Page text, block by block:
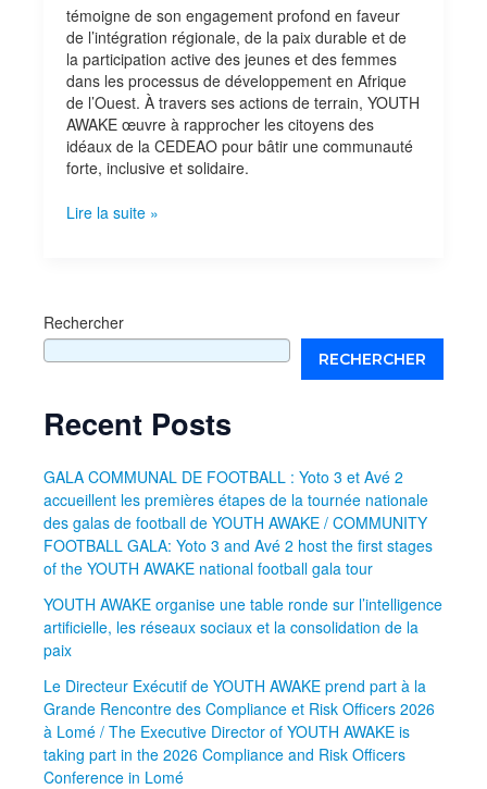
témoigne de son engagement profond en faveur
de l’intégration régionale, de la paix durable et de
la participation active des jeunes et des femmes
dans les processus de développement en Afrique
de l’Ouest. À travers ses actions de terrain, YOUTH
AWAKE œuvre à rapprocher les citoyens des
idéaux de la CEDEAO pour bâtir une communauté
forte, inclusive et solidaire.
Lire la suite »
Rechercher
RECHERCHER
Recent Posts
GALA COMMUNAL DE FOOTBALL : Yoto 3 et Avé 2
accueillent les premières étapes de la tournée nationale
des galas de football de YOUTH AWAKE / COMMUNITY
FOOTBALL GALA: Yoto 3 and Avé 2 host the first stages
of the YOUTH AWAKE national football gala tour
YOUTH AWAKE organise une table ronde sur l’intelligence
artificielle, les réseaux sociaux et la consolidation de la
paix
Le Directeur Exécutif de YOUTH AWAKE prend part à la
Grande Rencontre des Compliance et Risk Officers 2026
à Lomé / The Executive Director of YOUTH AWAKE is
taking part in the 2026 Compliance and Risk Officers
Conference in Lomé